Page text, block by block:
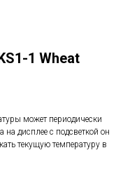
1 Wheat
может периодически
дисплее с подсветкой он
текущую температуру в